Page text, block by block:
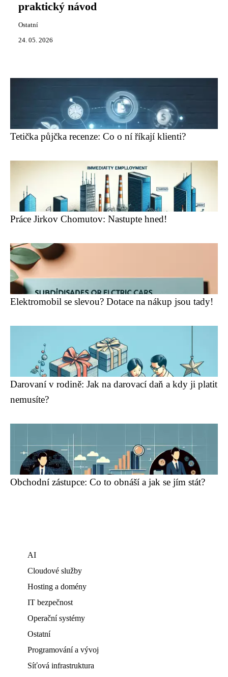
praktický návod
Ostatní
24. 05. 2026
Tetička půjčka recenze: Co o ní říkají klienti?
Práce Jirkov Chomutov: Nastupte hned!
Elektromobil se slevou? Dotace na nákup jsou tady!
Darovaní v rodině: Jak na darovací daň a kdy ji platit
nemusíte?
Obchodní zástupce: Co to obnáší a jak se jím stát?
AI
Cloudové služby
Hosting a domény
IT bezpečnost
Operační systémy
Ostatní
Programování a vývoj
Síťová infrastruktura